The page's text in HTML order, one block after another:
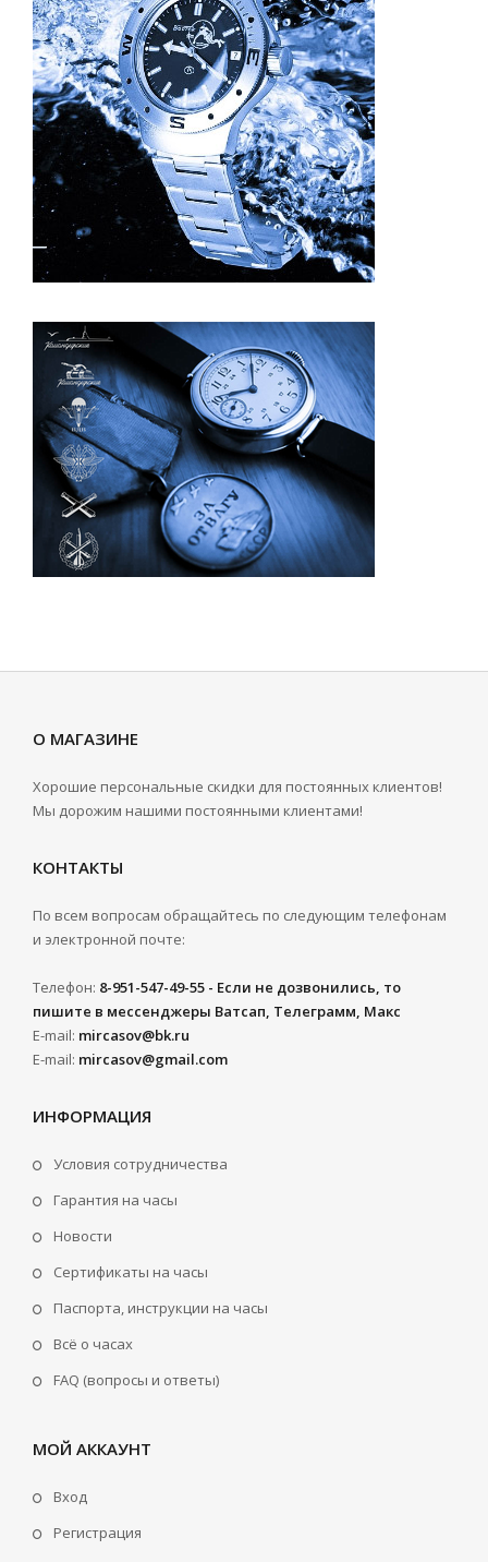
О МАГАЗИНЕ
Хорошие персональные скидки для постоянных клиентов!
Мы дорожим нашими постоянными клиентами!
КОНТАКТЫ
По всем вопросам обращайтесь по следующим телефонам
и электронной почте:
Телефон: 8-951-547-49-55 - Если не дозвонились, то
пишите в мессенджеры Ватсап, Телеграмм, Макс
E-mail: mircasov@bk.ru
E-mail: mircasov@gmail.com
ИНФОРМАЦИЯ
Условия сотрудничества
Гарантия на часы
Новости
Сертификаты на часы
Паспорта, инструкции на часы
Всё о часах
FAQ (вопросы и ответы)
МОЙ АККАУНТ
Вход
Регистрация